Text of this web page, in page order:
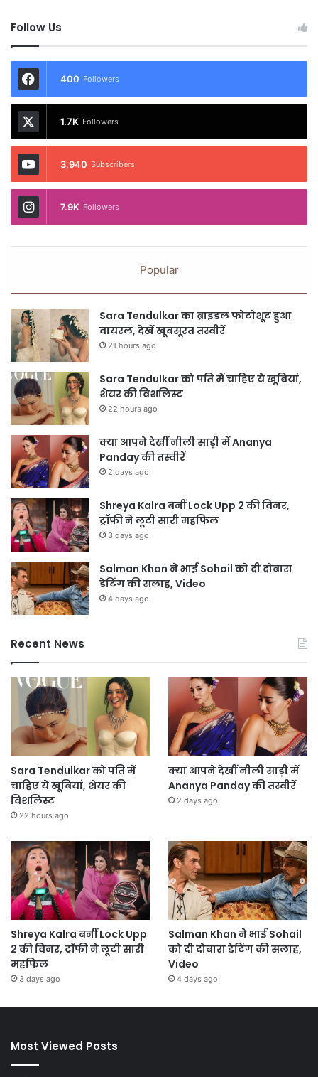
Follow Us
400 Followers
1.7K Followers
3,940 Subscribers
7.9K Followers
Popular
Sara Tendulkar का ब्राइडल फोटोशूट हुआ
वायरल, देखें खूबसूरत तस्वीरें
21 hours ago
Sara Tendulkar को पति में चाहिए ये खूबियां,
शेयर की विशलिस्ट
22 hours ago
क्या आपने देखीं नीली साड़ी में Ananya
Panday की तस्वीरें
2 days ago
Shreya Kalra बनीं Lock Upp 2 की विनर,
ट्रॉफी ने लूटी सारी महफिल
3 days ago
Salman Khan ने भाई Sohail को दी दोबारा
डेटिंग की सलाह, Video
4 days ago
Recent News
Sara Tendulkar को पति में
चाहिए ये खूबियां, शेयर की
विशलिस्ट
22 hours ago
क्या आपने देखीं नीली साड़ी में
Ananya Panday की तस्वीरें
2 days ago
Shreya Kalra बनीं Lock Upp
2 की विनर, ट्रॉफी ने लूटी सारी
महफिल
3 days ago
Salman Khan ने भाई Sohail
को दी दोबारा डेटिंग की सलाह,
Video
4 days ago
Most Viewed Posts